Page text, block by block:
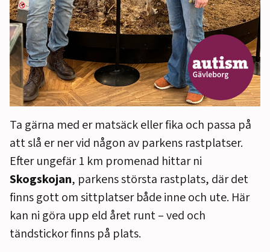
Ta gärna med er matsäck eller fika och passa på
att slå er ner vid någon av parkens rastplatser.
Efter ungefär 1 km promenad hittar ni
Skogskojan, parkens största rastplats, där det
finns gott om sittplatser både inne och ute. Här
kan ni göra upp eld året runt – ved och
tändstickor finns på plats.